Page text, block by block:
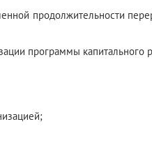
продолжительности
программы